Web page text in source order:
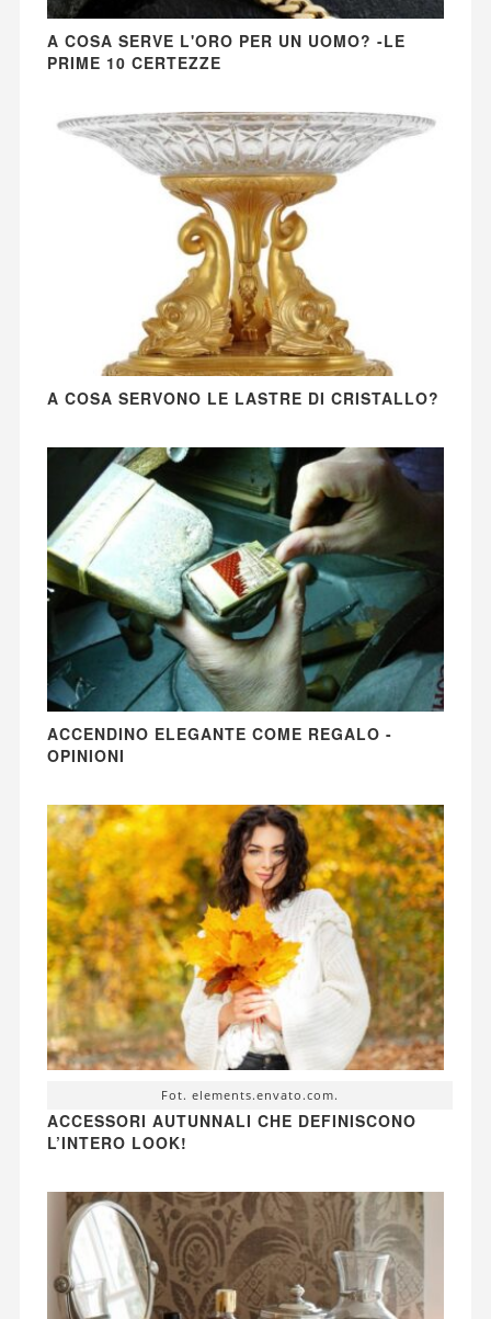
A COSA SERVE L'ORO PER UN UOMO? -LE
PRIME 10 CERTEZZE
A COSA SERVONO LE LASTRE DI CRISTALLO?
ACCENDINO ELEGANTE COME REGALO -
OPINIONI
Fot. elements.envato.com.
ACCESSORI AUTUNNALI CHE DEFINISCONO
L’INTERO LOOK!